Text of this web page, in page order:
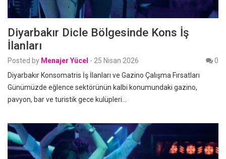
Diyarbakır Dicle Bölgesinde Kons İş
İlanları
Posted by Menajer Yücel - 25 Nisan 2026
0
Diyarbakır Konsomatris İş İlanları ve Gazino Çalışma Fırsatları
Günümüzde eğlence sektörünün kalbi konumundaki gazino,
pavyon, bar ve turistik gece kulüpleri…